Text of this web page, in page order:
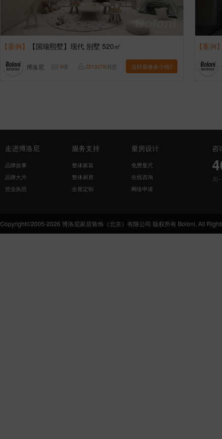
【案例】 【国瑞熙墅】现代 别墅 520㎡
博洛尼 9张 3513376浏览 这样装修多少钱?
【案例
走进博洛尼
品牌故事
品牌大片
营业执照
服务支持
整体家装
整体厨房
全屋定制
量房设计
免费量尺
在线咨询
网络申请
咨
周
Copyright©2005-2026 博洛尼家居装饰（北京）有限公司 版权所有 Boloni. All